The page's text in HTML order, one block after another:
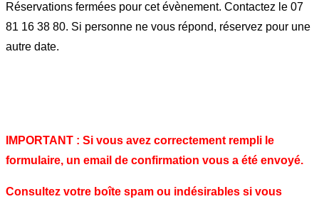
Réservations fermées pour cet évènement. Contactez le 07
81 16 38 80. Si personne ne vous répond, réservez pour une
autre date.
IMPORTANT : Si vous avez correctement rempli le
formulaire, un email de confirmation vous a été envoyé.
Consultez votre boîte spam ou indésirables si vous